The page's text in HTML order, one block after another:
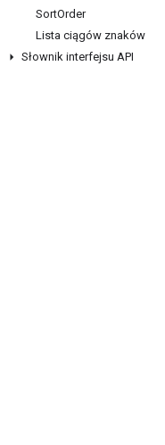
SortOrder
Lista ciągów znaków
Słownik interfejsu API